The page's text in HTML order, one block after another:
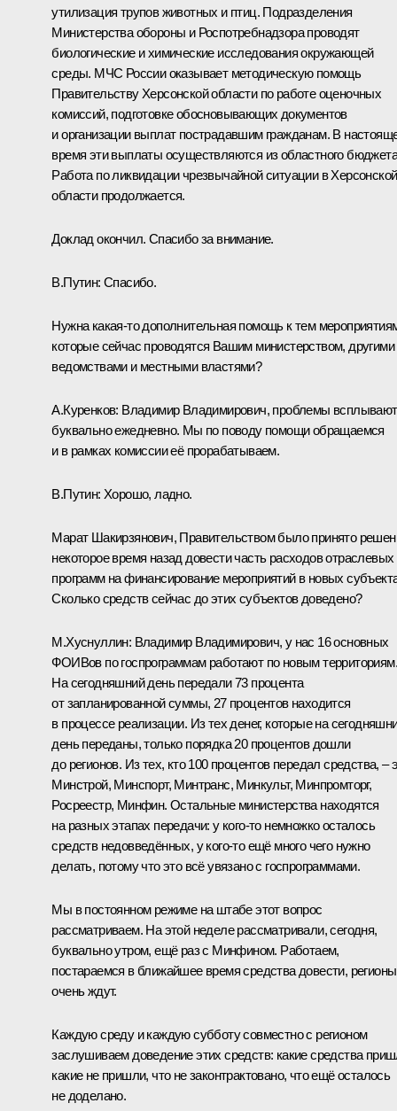
утилизация трупов животных и птиц. Подразделения
Министерства обороны и Роспотребнадзора проводят
биологические и химические исследования окружающей
среды. МЧС России оказывает методическую помощь
Правительству Херсонской области по работе оценочных
комиссий, подготовке обосновывающих документов
и организации выплат пострадавшим гражданам. В
время эти выплаты осуществляются из областного
Работа по ликвидации чрезвычайной ситуации в Херсонской
области продолжается.
Доклад окончил. Спасибо за внимание.
В.Путин: Спасибо.
Нужна какая-то дополнительная помощь к тем
которые сейчас проводятся Вашим министерством, другими
ведомствами и местными властями?
А.Куренков: Владимир Владимирович, проблемы всплывают
буквально ежедневно. Мы по поводу помощи обращаемся
и в рамках комиссии её прорабатываем.
В.Путин: Хорошо, ладно.
Марат Шакирзянович, Правительством было принято
некоторое время назад довести часть расходов отраслевых
программ на финансирование мероприятий в новых
Сколько средств сейчас до этих субъектов доведено?
М.Хуснуллин: Владимир Владимирович, у нас 16 основных
ФОИВов по госпрограммам работают по новым территориям.
На сегодняшний день передали 73 процента
от запланированной суммы, 27 процентов находится
в процессе реализации. Из тех денег, которые на
день переданы, только порядка 20 процентов дошли
до регионов. Из тех, кто 100 процентов передал средства, –
Минстрой, Минспорт, Минтранс, Минкульт, Минпромторг,
Росреестр, Минфин. Остальные министерства находятся
на разных этапах передачи: у кого-то немножко осталось
средств недовведённых, у кого-то ещё много чего нужно
делать, потому что это всё увязано с госпрограммами.
Мы в постоянном режиме на штабе этот вопрос
рассматриваем. На этой неделе рассматривали, сегодня,
буквально утром, ещё раз с Минфином. Работаем,
постараемся в ближайшее время средства довести,
очень ждут.
Каждую среду и каждую субботу совместно с регионом
заслушиваем доведение этих средств: какие средства
какие не пришли, что не законтрактовано, что ещё осталось
не доделано.